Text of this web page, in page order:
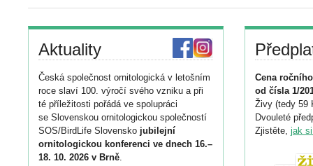
Aktuality
Česká společnost ornitologická v letošním
roce slaví 100. výročí svého vzniku a při
té příležitosti pořádá ve spolupráci
se Slovenskou ornitologickou společností
SOS/BirdLife Slovensko jubilejní
ornitologickou konferenci ve dnech 16.–
18. 10. 2026 v Brně.
Cena
od čísla 1/
Živy (tedy 59
Dvouleté
Zjistěte, jak